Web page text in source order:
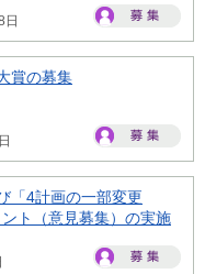
賞の募集
「4計画の一部変更
ト（意見募集）の実施